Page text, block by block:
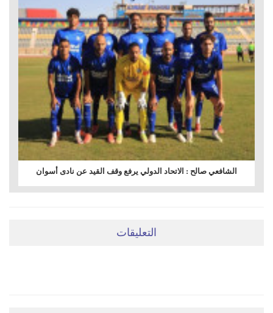
الشافعي صالح : الاتحاد الدولي يرفع وقف القيد عن نادى أسوان
التعليقات